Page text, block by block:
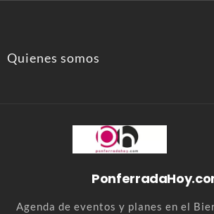
Quienes somos
Agenda de eventos y planes en el